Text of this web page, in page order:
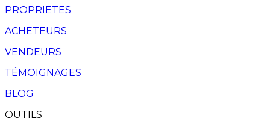
PROPRIETES
ACHETEURS
VENDEURS
TÉMOIGNAGES
BLOG
OUTILS